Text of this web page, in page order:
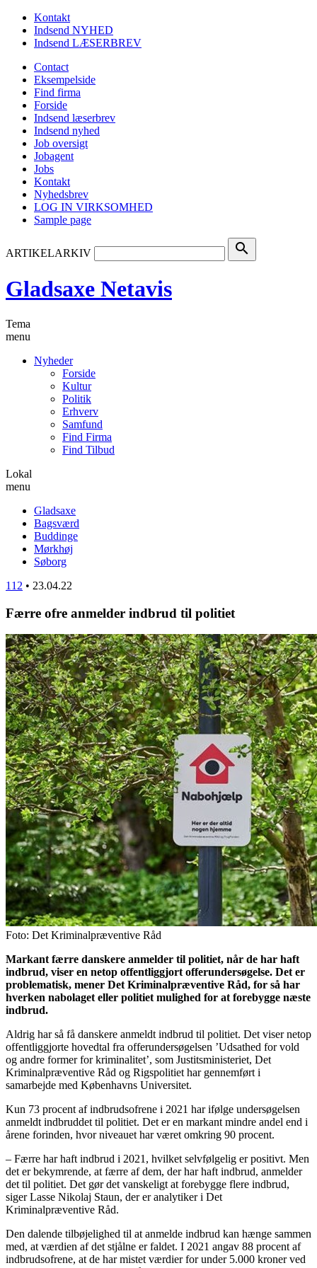
Kontakt
Indsend NYHED
Indsend LÆSERBREV
Contact
Eksempelside
Find firma
Forside
Indsend læserbrev
Indsend nyhed
Job oversigt
Jobagent
Jobs
Kontakt
Nyhedsbrev
LOG IN VIRKSOMHED
Sample page
ARTIKELARKIV search
Gladsaxe Netavis
Tema
menu
Nyheder
Forside
Kultur
Politik
Erhverv
Samfund
Find Firma
Find Tilbud
Lokal
menu
Gladsaxe
Bagsværd
Buddinge
Mørkhøj
Søborg
112 • 23.04.22
Færre ofre anmelder indbrud til politiet
Foto: Det Kriminalpræventive Råd
Markant færre danskere anmelder til politiet, når de har haft
indbrud, viser en netop offentliggjort offerundersøgelse. Det er
problematisk, mener Det Kriminalpræventive Råd, for så har
hverken nabolaget eller politiet mulighed for at forebygge næste
indbrud.
Aldrig har så få danskere anmeldt indbrud til politiet. Det viser netop
offentliggjorte hovedtal fra offerundersøgelsen ’Udsathed for vold
og andre former for kriminalitet’, som Justitsministeriet, Det
Kriminalpræventive Råd og Rigspolitiet har gennemført i
samarbejde med Københavns Universitet.
Kun 73 procent af indbrudsofrene i 2021 har ifølge undersøgelsen
anmeldt indbruddet til politiet. Det er en markant mindre andel end i
årene forinden, hvor niveauet har været omkring 90 procent.
– Færre har haft indbrud i 2021, hvilket selvfølgelig er positivt. Men
det er bekymrende, at færre af dem, der har haft indbrud, anmelder
det til politiet. Det gør det vanskeligt at forebygge flere indbrud,
siger Lasse Nikolaj Staun, der er analytiker i Det
Kriminalpræventive Råd.
Den dalende tilbøjelighed til at anmelde indbrud kan hænge sammen
med, at værdien af det stjålne er faldet. I 2021 angav 88 procent af
indbrudsofrene, at de har mistet værdier for under 5.000 kroner ved